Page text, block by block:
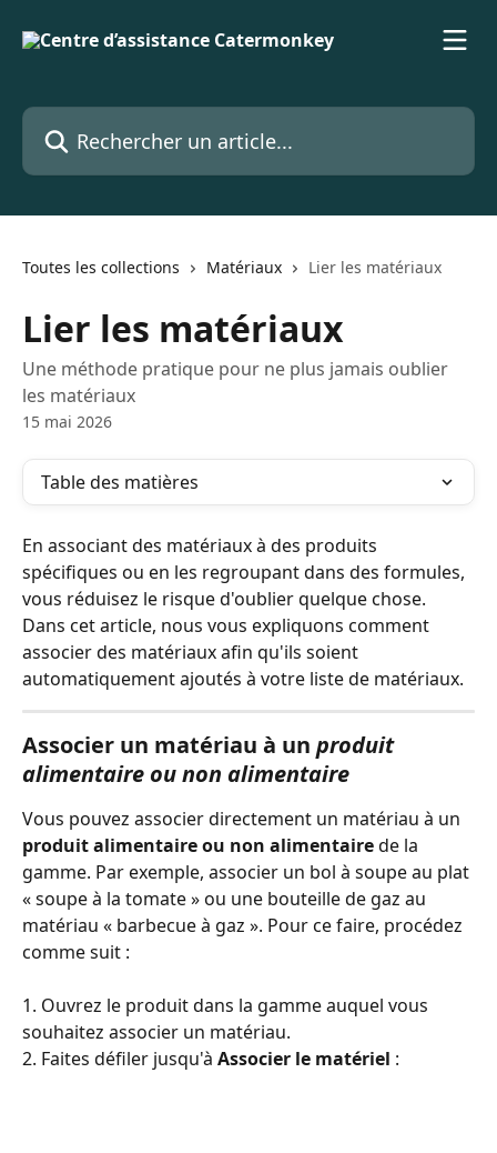
Rechercher un article...
Toutes les collections Matériaux Lier les matériaux
Lier les matériaux
Une méthode pratique pour ne plus jamais oublier
les matériaux
15 mai 2026
Table des matières
En associant des matériaux à des produits
spécifiques ou en les regroupant dans des formules,
vous réduisez le risque d'oublier quelque chose.
Dans cet article, nous vous expliquons comment
associer des matériaux afin qu'ils soient
automatiquement ajoutés à votre liste de matériaux.
Associer un matériau à un produit
alimentaire ou non alimentaire
Vous pouvez associer directement un matériau à un
produit alimentaire ou non alimentaire de la
gamme. Par exemple, associer un bol à soupe au plat
« soupe à la tomate » ou une bouteille de gaz au
matériau « barbecue à gaz ». Pour ce faire, procédez
comme suit :
1. Ouvrez le produit dans la gamme auquel vous
souhaitez associer un matériau.
2. Faites défiler jusqu'à Associer le matériel :